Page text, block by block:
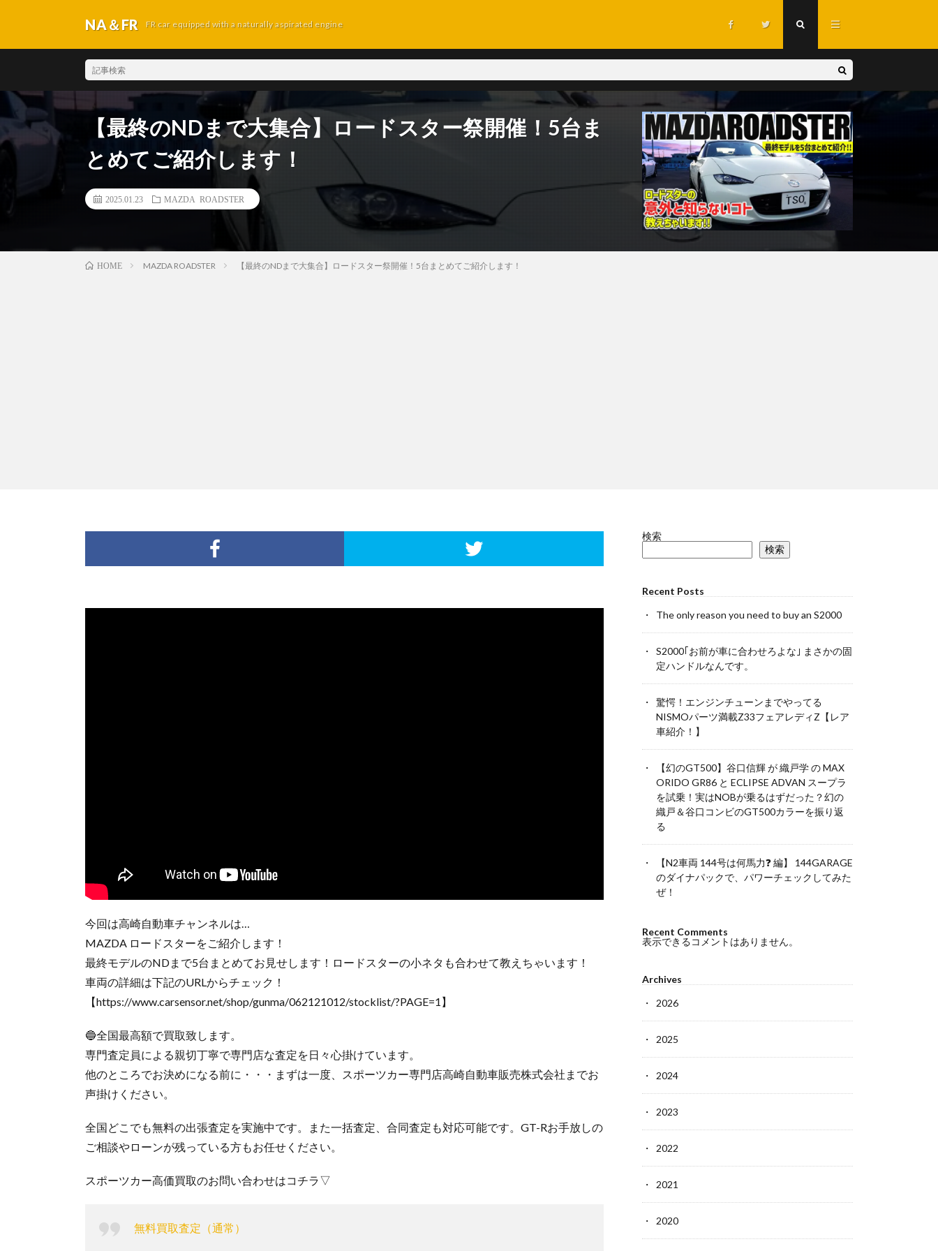
NA＆FR FR car equipped with a naturally aspirated engine
【最終のNDまで大集合】ロードスター祭開催！5台ま
とめてご紹介します！
2025.01.23 MAZDA ROADSTER
HOME MAZDA ROADSTER 【最終のNDまで大集合】ロードスター祭開催！5台まとめてご紹介します！
今回は高崎自動車チャンネルは…
MAZDA ロードスターをご紹介します！
最終モデルのNDまで5台まとめてお見せします！ロードスターの小ネタも合わせて教えちゃいます！
車両の詳細は下記のURLからチェック！
【https://www.carsensor.net/shop/gunma/062121012/stocklist/?PAGE=1】
🔵全国最高額で買取致します。
専門査定員による親切丁寧で専門店な査定を日々心掛けています。
他のところでお決めになる前に・・・まずは一度、スポーツカー専門店高崎自動車販売株式会社までお
声掛けください。
全国どこでも無料の出張査定を実施中です。また一括査定、合同査定も対応可能です。GT-Rお手放しの
ご相談やローンが残っている方もお任せください。
スポーツカー高価買取のお問い合わせはコチラ▽
無料買取査定（通常）
検索
検索
Recent Posts
The only reason you need to buy an S2000
S2000｢お前が車に合わせろよな｣ まさかの固
定ハンドルなんです。
驚愕！エンジンチューンまでやってる
NISMOパーツ満載Z33フェアレディZ【レア
車紹介！】
【幻のGT500】谷口信輝 が 織戸学 の MAX
ORIDO GR86 と ECLIPSE ADVAN スープラ
を試乗！実はNOBが乗るはずだった？幻の
織戸＆谷口コンビのGT500カラーを振り返
る
【N2車両 144号は何馬力❓ 編】 144GARAGE
のダイナパックで、パワーチェックしてみた
ぜ！
Recent Comments
表示できるコメントはありません。
Archives
2026
2025
2024
2023
2022
2021
2020